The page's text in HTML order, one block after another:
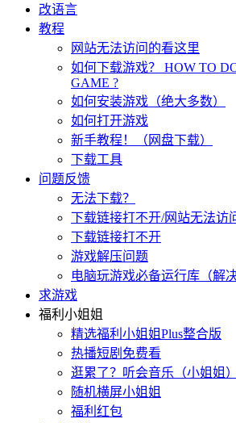
改语言
教程
网站无法访问的看这里
如何下载游戏？ HOW TO
GAME ?
如何安装游戏（绝大多数）
如何打开游戏
新手教程！（网盘下载）
下载工具
问题反馈
无法下载？
下载链接打不开/网站无法访
下载链接打不开
游戏解压问题
电脑玩游戏必备运行库（解
求游戏
福利小姐姐
精选福利小姐姐Plus整合版
热播短剧免费看
逛累了？听会音乐（小姐姐
随机横屏小姐姐
福利红包